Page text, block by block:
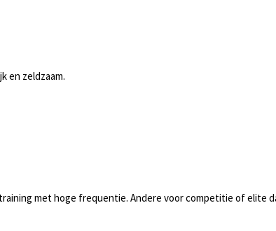
en zeldzaam.
met hoge frequentie. Andere voor competitie of elite